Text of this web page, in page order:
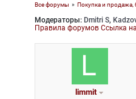
Veter
Все форумы » Покупка и
Модераторы: Dmitri S,
Правила форумов Ссылка
limmit